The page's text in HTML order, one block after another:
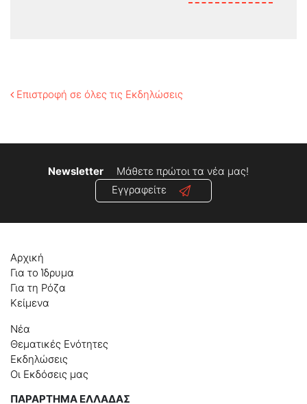
Επιστροφή σε όλες τις Εκδηλώσεις
Newsletter
Μάθετε πρώτοι τα νέα μας!
Εγγραφείτε
Αρχική
Για το Ίδρυμα
Για τη Ρόζα
Κείμενα
Νέα
Θεματικές Ενότητες
Εκδηλώσεις
Οι Εκδόσεις μας
ΠΑΡΑΡΤΗΜΑ ΕΛΛΑΔΑΣ